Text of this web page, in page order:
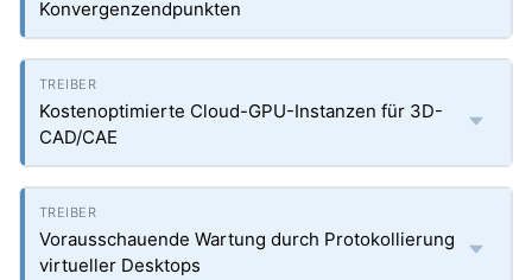
Konvergenzendpunkten
Kostenoptimierte Cloud-GPU-Instanzen für 3D-
CAD/CAE
Vorausschauende Wartung durch Protokollierung
virtueller Desktops